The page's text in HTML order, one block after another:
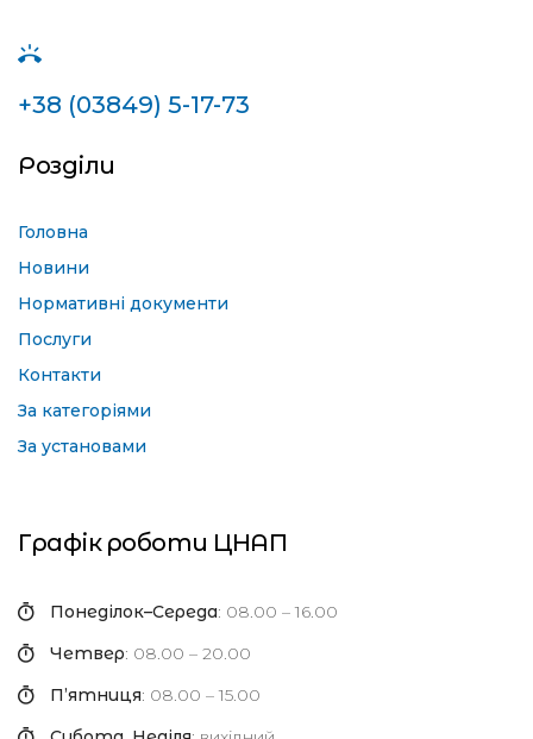
+38 (03849) 5-17-73
Розділи
Головна
Новини
Нормативні документи
Послуги
Контакти
За категоріями
За установами
Графік роботи ЦНАП
Понеділок–Середа: 08.00 – 16.00
Четвер: 08.00 – 20.00
П’ятниця: 08.00 – 15.00